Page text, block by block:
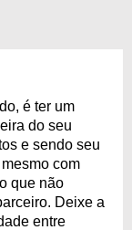
é ter um
do seu
e sendo seu
com
que não
Deixe a
entre